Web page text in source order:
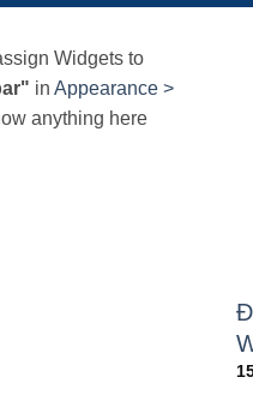
Widgets to
in Appearance >
anything here